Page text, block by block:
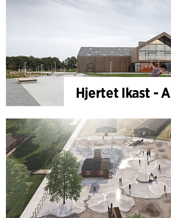
Hjertet Ikast -